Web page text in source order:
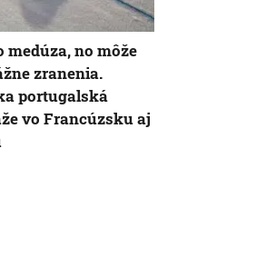
medúza, no môže
zranenia.
portugalská
vo Francúzsku aj